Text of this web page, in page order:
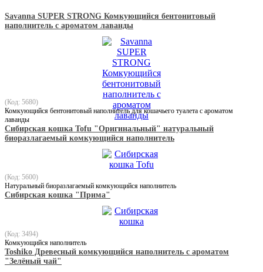
Savanna SUPER STRONG Комкующийся бентонитовый
наполнитель с ароматом лаванды
(Код: 5680)
Комкующийся бентонитовый наполнитель для кошачьего туалета с ароматом
лаванды
Сибирская кошка Tofu "Оригинальный" натуральный
биоразлагаемый комкующийся наполнитель
(Код: 5600)
Натуральный биоразлагаемый комкующийся наполнитель
Сибирская кошка "Прима"
(Код: 3494)
Комкующийся наполнитель
Toshiko Древесный комкующийся наполнитель с ароматом
"Зелёный чай"